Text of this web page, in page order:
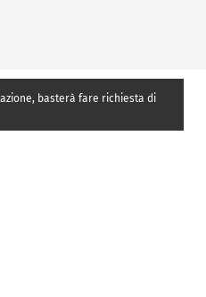
basterà fare richiesta di